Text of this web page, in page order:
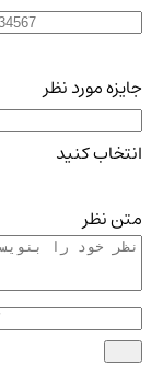
جایزه مورد نظر
انتخاب کنید
متن نظر